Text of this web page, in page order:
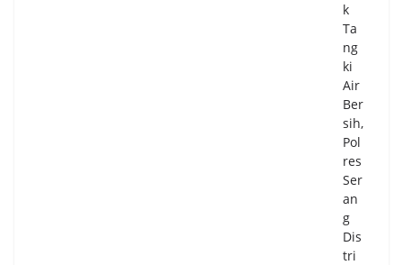
k
Ta
ng
ki
Air
Ber
sih,
Pol
res
Ser
an
g
Dis
tri